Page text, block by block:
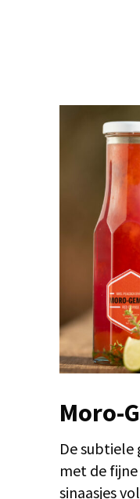
Moro-
De
met de
sinaasjes